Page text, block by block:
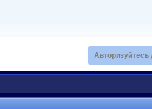
Авторизуйтесь